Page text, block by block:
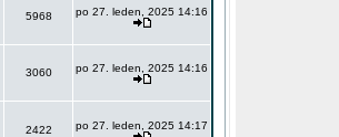
5968 po 27. leden, 2025 14:16
3060 po 27. leden, 2025 14:16
2422 po 27. leden, 2025 14:17